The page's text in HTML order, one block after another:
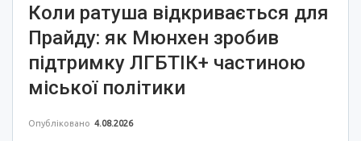
Коли ратуша відкривається для
Прайду: як Мюнхен зробив
підтримку ЛГБТІК+ частиною
міської політики
Опубліковано 4.08.2026